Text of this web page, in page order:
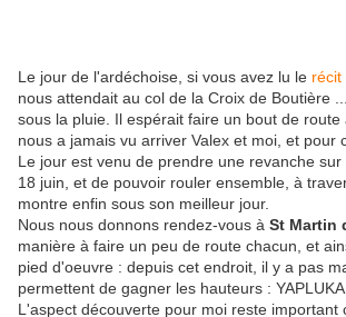
Le jour de l'ardéchoise, si vous avez lu le récit
nous attendait au col de la Croix de Boutière
sous la pluie. Il espérait faire un bout de route
nous a jamais vu arriver Valex et moi, et pour
Le jour est venu de prendre une revanche
18 juin, et de pouvoir rouler ensemble, à
montre enfin sous son meilleur jour.
Nous nous donnons rendez-vous à St Martin
manière à faire un peu de route chacun, et
pied d'oeuvre : depuis cet endroit, il y a pas
permettent de gagner les hauteurs : YAPLUKA
L'aspect découverte pour moi reste important